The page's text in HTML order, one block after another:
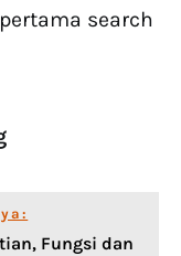
search
Fungsi dan